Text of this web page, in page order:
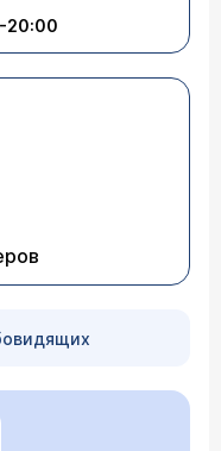
20:00